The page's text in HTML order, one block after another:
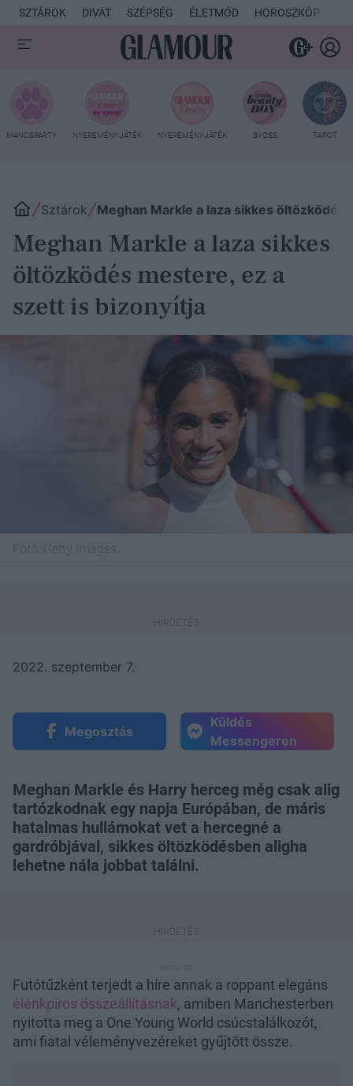
SZTÁROK DIVAT SZÉPSÉG ÉLETMÓD HOROSZKÓP
MANCSPARTY NYEREMÉNYJÁTÉK NYEREMÉNYJÁTÉK SYOSS TAROT
Sztárok Meghan Markle a laza sikkes
Meghan Markle a laza sikkes
öltözködés mestere, ez a
szett is bizonyítja
2022. szeptember 7.
Megosztás
Küldés
Messengeren
Meghan Markle és Harry herceg még csak alig
tartózkodnak egy napja Európában, de máris
hatalmas hullámokat vet a hercegné a
gardróbjával, sikkes öltözködésben aligha
lehetne nála jobbat találni.
Futótűzként terjedt a híre annak a roppant elegáns
élénkpiros összeállításnak, amiben Manchesterben
nyitotta meg a One Young World csúcstalálkozót,
ami fiatal véleményvezéreket gyűjtött össze.